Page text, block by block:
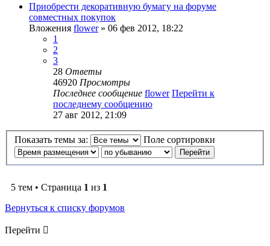
Приобрести декоративную бумагу на форуме
совместных покупок
Вложения flower» 06 фев 2012, 18:22
1
2
3
28 Ответы
46920 Просмотры
Последнее сообщение flower Перейти к
последнему сообщению
27 авг 2012, 21:09
Показать темы за: Поле сортировки
5 тем • Страница 1 из 1
Вернуться к списку форумов
Перейти